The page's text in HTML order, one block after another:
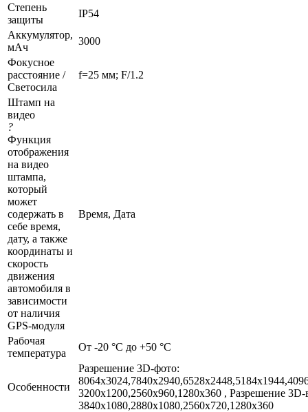
Степень
защиты
IP54
Аккумулятор,
мАч
3000
Фокусное
расстояние /
Светосила
f=25 мм; F/1.2
Штамп на
видео
?
Функция
отображения
на видео
штампа,
который
может
содержать в
себе время,
дату, а также
координаты и
скорость
движения
автомобиля в
зависимости
от наличия
GPS-модуля
Время, Дата
Рабочая
температура
От -20 °C до +50 °C
Особенности
Разрешение 3D-фото:
3200x1200,2560x960,1280x360 , Разрешение 3D-
3840x1080,2880x1080,2560x720,1280x360